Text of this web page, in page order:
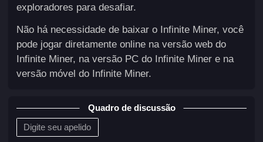
exploradores para desafiar.
Não há necessidade de baixar o Infinite Miner, você
pode jogar diretamente online na versão web do
Infinite Miner, na versão PC do Infinite Miner e na
versão móvel do Infinite Miner.
Quadro de discussão